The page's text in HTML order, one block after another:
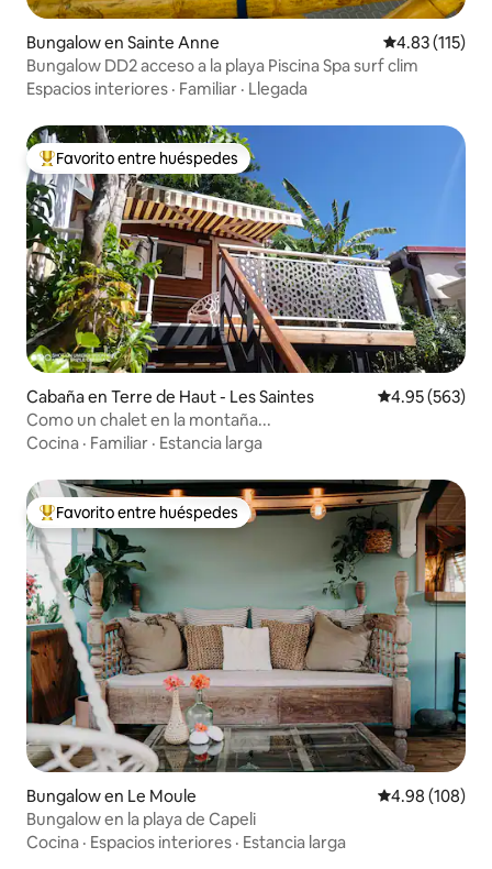
Bungalow en Sainte Anne Calificación
4.83 (115)
Bungalow DD2 acceso a la playa Piscina Spa surf clim
Espacios interiores · Familiar · Llegada
De los mejores en Favorito entre huéspedes
Favorito entre huéspedes
Cabaña en Terre de Haut - Les Saintes Calificación
4.95 (563)
Como un chalet en la montaña...
Cocina · Familiar · Estancia larga
De los mejores en Favorito entre huéspedes
Favorito entre huéspedes
Bungalow en Le Moule Calificación
4.98 (108)
Bungalow en la playa de Capeli
Cocina · Espacios interiores · Estancia larga